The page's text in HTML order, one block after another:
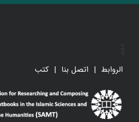
الروابط اتصل بنا کتب